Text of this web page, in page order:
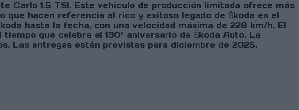
Carlo 1.5 TSI. Este vehículo de producción limitada ofrece más
que hacen referencia al rico y exitoso legado de Škoda en el
hasta la fecha, con una velocidad máxima de 228 km/h. El
que celebra el 130º aniversario de Škoda Auto. La
Las entregas están previstas para diciembre de 2025.